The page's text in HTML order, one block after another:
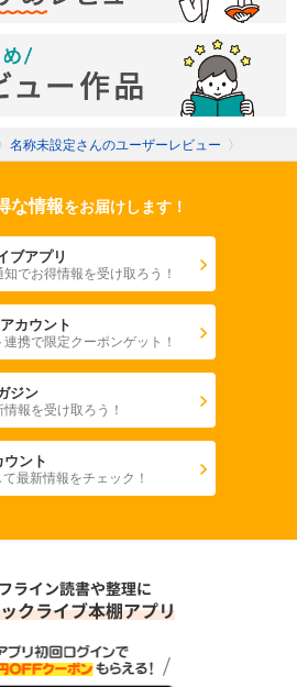
〉 名称未設定さんのユーザーレビュー 〉
な情報をお届けします！
ブアプリ
でお得情報を受け取ろう！
カウント
携で限定クーポンゲット！
ジン
報を受け取ろう！
ント
最新情報をチェック！